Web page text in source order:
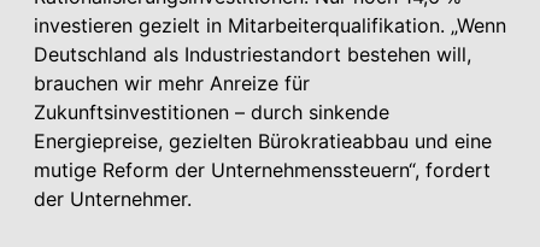
investieren gezielt in Mitarbeiterqualifikation. „Wenn
Deutschland als Industriestandort bestehen will,
brauchen wir mehr Anreize für
Zukunftsinvestitionen – durch sinkende
Energiepreise, gezielten Bürokratieabbau und eine
mutige Reform der Unternehmenssteuern“, fordert
der Unternehmer.